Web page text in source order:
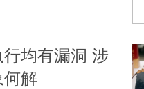
均有漏洞 涉
何解